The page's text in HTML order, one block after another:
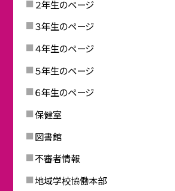
２年生のページ
３年生のページ
４年生のページ
５年生のページ
６年生のページ
保健室
図書館
不審者情報
地域学校協働本部